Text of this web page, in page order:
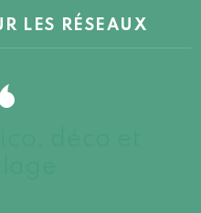
LES RÉSEAUX